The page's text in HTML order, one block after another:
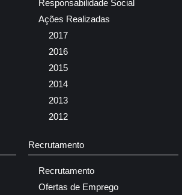
Responsabilidade Social
Ações Realizadas
2017
2016
2015
2014
2013
2012
Recrutamento
Recrutamento
Ofertas de Emprego